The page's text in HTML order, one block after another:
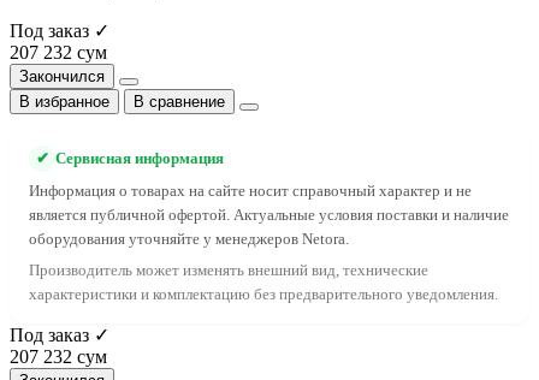
Под заказ ✓
207 232 сум
Закончился
В избранное
В сравнение
✔ Сервисная информация
Информация о товарах на сайте носит справочный характер и не
является публичной офертой. Актуальные условия поставки и наличие
оборудования уточняйте у менеджеров Netora.
Производитель может изменять внешний вид, технические
характеристики и комплектацию без предварительного уведомления.
Под заказ ✓
207 232 сум